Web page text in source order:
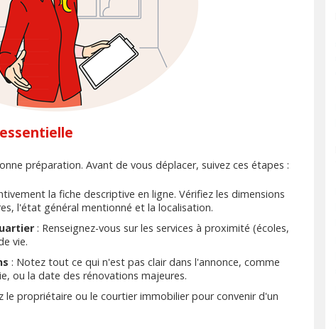
préparation. Avant de vous déplacer, suivez ces étapes :
la fiche descriptive en ligne. Vérifiez les dimensions
l'état général mentionné et la localisation.
: Renseignez-vous sur les services à proximité (écoles,
vie.
: Notez tout ce qui n'est pas clair dans l'annonce, comme
ou la date des rénovations majeures.
le propriétaire ou le courtier immobilier pour convenir d'un